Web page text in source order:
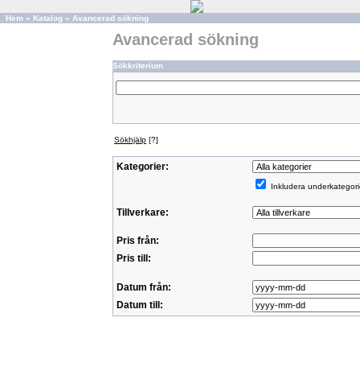
Hem » Katalog » Avancerad sökning
Avancerad sökning
Sökkriterium
Sökhjälp [?]
Kategorier:
Inkludera
Tillverkare:
Pris från:
Pris till:
Datum från:
Datum till: